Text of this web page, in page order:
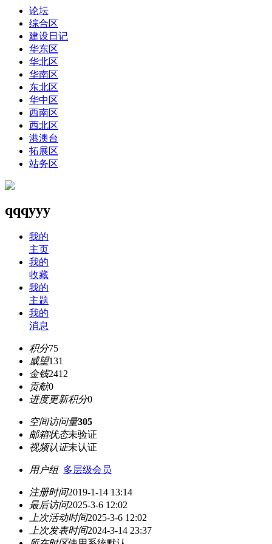
论坛
综合区
建设日记
华东区
华北区
华南区
东北区
华中区
西南区
西北区
港澳台
拓展区
站务区
qqqyyy
我的
主页
我的
收藏
我的
主题
我的
消息
积分75
威望131
金钱2412
贡献0
进度更新积分0
空间访问量305
邮箱状态未验证
视频认证未认证
用户组 多层级会员
注册时间2019-1-14 13:14
最后访问2025-3-6 12:02
上次活动时间2025-3-6 12:02
上次发表时间2024-3-14 23:37